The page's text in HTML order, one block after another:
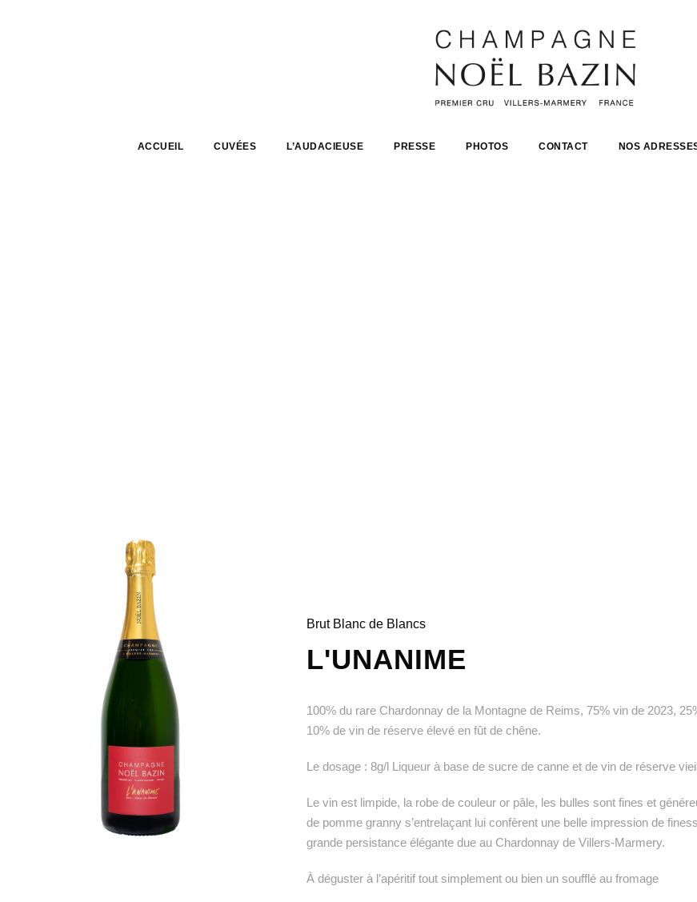
ACCUEIL CUVÉES L’AUDACIEUSE PRESSE PHOTOS CONTACT NOS
Brut Blanc de Blancs
L'UNANIME
100% du rare Chardonnay de la Montagne de Reims, 75% vin de 2023,
10% de vin de réserve élevé en fût de chêne.
Le dosage : 8g/l Liqueur à base de sucre de canne et de vin de réserve
Le vin est limpide, la robe de couleur or pâle, les bulles sont fines et
de pomme granny s’entrelaçant lui confèrent une belle impression de
grande persistance élégante due au Chardonnay de Villers-Marmery.
À déguster à l’apéritif tout simplement ou bien un soufflé au fromage